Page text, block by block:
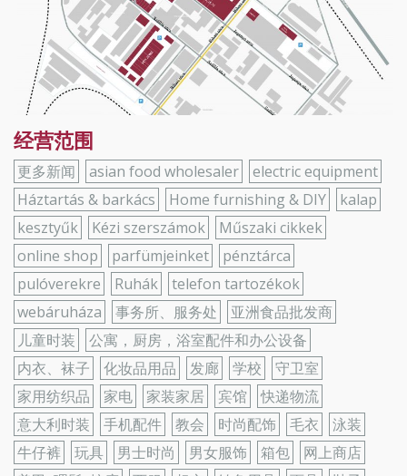
经营范围
更多新闻 asian food wholesaler
electric equipment
Háztartás & barkács
Home furnishing & DIY
kalap
kesztyűk
Kézi szerszámok
Műszaki cikkek
online shop
parfümjeinket
pénztárca
pulóverekre
Ruhák
telefon tartozékok
webáruháza
事务所、服务处
亚洲食品批发商
儿童时装
公寓，厨房，浴室配件和办公设备
内衣、袜子
化妆品用品 发廊 学校
守卫室
家用纺织品
家电 家装家居 宾馆
快递物流
意大利时装
手机配件 教会 时尚配饰 毛衣
泳装
牛仔裤
玩具 男士时尚 男女服饰 箱包
网上商店